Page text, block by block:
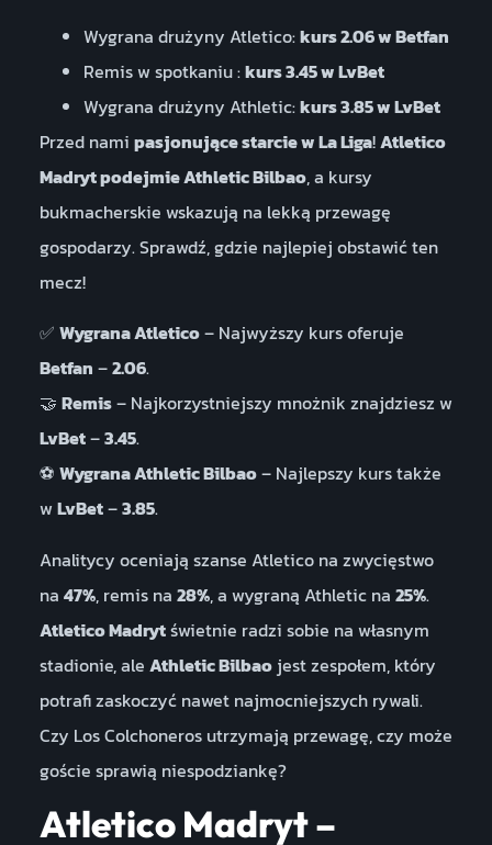
Wygrana drużyny Atletico:kurs 2.06 w Betfan
Remis w spotkaniu :kurs 3.45 w LvBet
Wygrana drużyny Athletic:kurs 3.85 w LvBet
Przed nami pasjonujące starcie w La Liga!Atletico
Madryt podejmie Athletic Bilbao, a kursy
bukmacherskie wskazują na lekką przewagę
gospodarzy. Sprawdź, gdzie najlepiej obstawić ten
mecz!
✅ Wygrana Atletico– Najwyższy kurs oferuje
Betfan –2.06.
🤝 Remis– Najkorzystniejszy mnożnik znajdziesz w
LvBet–3.45.
⚽ Wygrana Athletic Bilbao– Najlepszy kurs także
w LvBet–3.85.
Analitycy oceniają szanse Atletico na zwycięstwo
na 47%, remis na 28%, a wygraną Athletic na 25%.
Atletico Madrytświetnie radzi sobie na własnym
stadionie, ale Athletic Bilbaojest zespołem, który
potrafi zaskoczyć nawet najmocniejszych rywali.
Czy Los Colchoneros utrzymają przewagę, czy może
goście sprawią niespodziankę?
Atletico Madryt –